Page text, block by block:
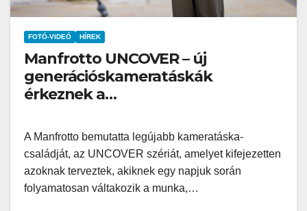
FOTÓ-VIDEÓ HÍREK
Manfrotto UNCOVER – új
generációskameratáskák
érkeznek a
A Manfrotto bemutatta legújabb kameratáska-
családját, az UNCOVER szériát, amelyet kifejezetten
azoknak terveztek, akiknek egy napjuk során
folyamatosan váltakozik a munka,…